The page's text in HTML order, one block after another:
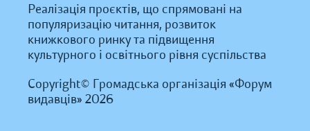
Реалізація проєктів, що спрямовані на
популяризацію читання, розвиток
книжкового ринку та підвищення
культурного і освітнього рівня суспільства
Copyright© Громадська організація «Форум
видавців» 2026